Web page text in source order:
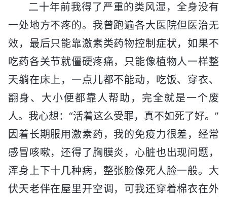
二十年前我得了严重的类风湿，全身没有
一处地方不疼的。我曾跑遍各大医院但医治无
效，最后只能靠激素类药物控制症状，如果不
吃药各关节就僵硬疼痛，只能像植物人一样整
天躺在床上，一点儿都不能动，吃饭、穿衣、
翻身、大小便都靠人帮助，完全就是一个废
人。我心想：“活着这么受罪，真不如死了好。”
因着长期服用激素药，我的免疫力很差，经常
感冒咳嗽，还得了胸膜炎，心脏也出现问题，
浑身上下十几种病，整张脸像死人脸一般。大
伏天老伴在屋里开空调，可我还穿着棉衣在外